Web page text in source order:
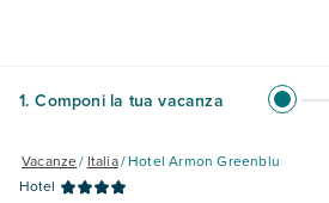
1. Componi la tua vacanza
Vacanze/ Italia/Hotel Armon Greenblu
Hotel